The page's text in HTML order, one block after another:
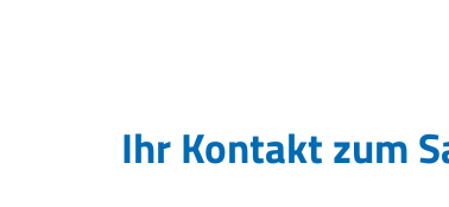
Ihr Kontakt zum